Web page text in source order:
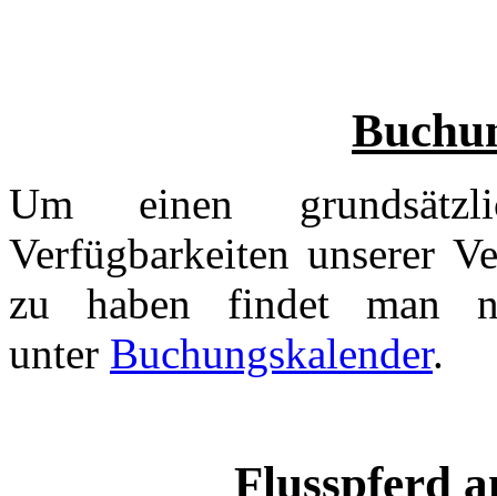
Um einen
Verfügbarkeiten unserer
zu haben findet man
unter Buchungskalender.
Flusspferd